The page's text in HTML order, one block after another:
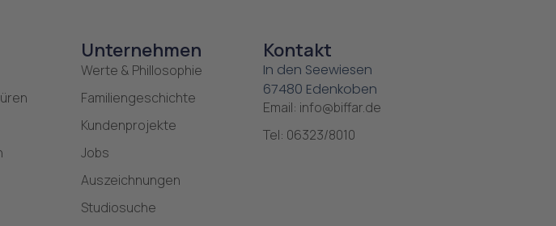
Unternehmen
Werte & Phillosophie
Familiengeschichte
Kundenprojekte
Jobs
Auszeichnungen
Studiosuche
Kontakt
In den Seewiesen
67480 Edenkoben
Email: info@biffar.de
Tel: 06323/8010